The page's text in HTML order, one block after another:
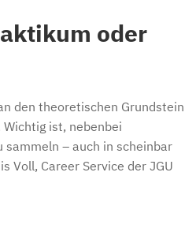
oder
den theoretischen Grundstein
ist, nebenbei
sammeln – auch in scheinbar
Voll, Career Service der JGU